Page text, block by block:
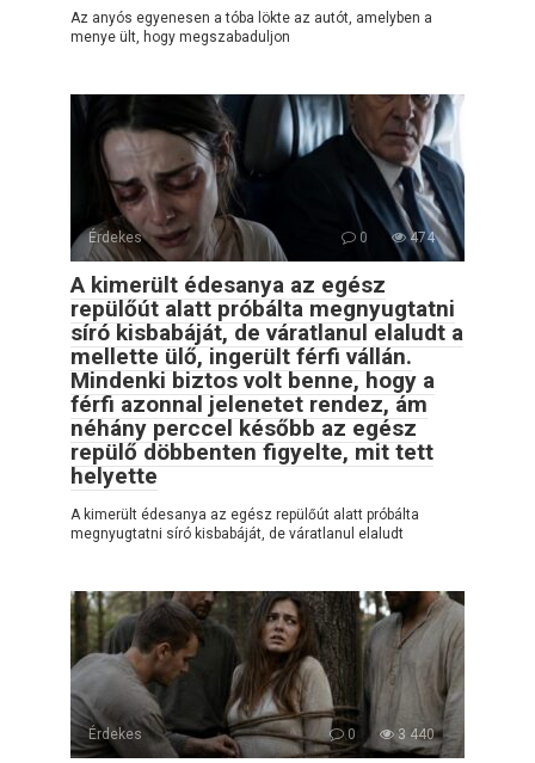
Az anyós egyenesen a tóba lökte az autót, amelyben a
menye ült, hogy megszabaduljon
Érdekes 0 474
A kimerült édesanya az egész
repülőút alatt próbálta megnyugtatni
síró kisbabáját, de váratlanul elaludt a
mellette ülő, ingerült férfi vállán.
Mindenki biztos volt benne, hogy a
férfi azonnal jelenetet rendez, ám
néhány perccel később az egész
repülő döbbenten figyelte, mit tett
helyette
A kimerült édesanya az egész repülőút alatt próbálta
megnyugtatni síró kisbabáját, de váratlanul elaludt
Érdekes 0 3 440